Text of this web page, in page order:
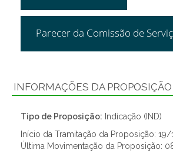
Parecer da Comissão de
INFORMAÇÕES DA PROPOSIÇÃO
Tipo de Proposição: Indicação (IND)
Início da Tramitação da Proposição:
Última Movimentação da Proposição: